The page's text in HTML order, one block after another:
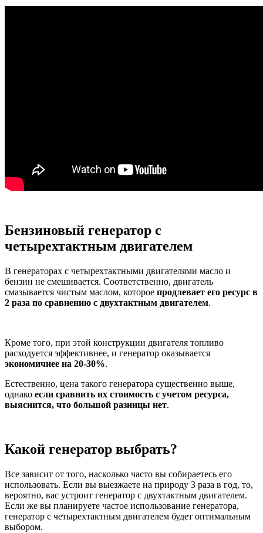
Бензиновый генератор с
четырехтактным двигателем
В генераторах с четырехтактными двигателями масло и
бензин не смешивается. Соответственно, двигатель
смазывается чистым маслом, которое продлевает его ресурс в
2 раза по сравнению с двухтактным двигателем.
Кроме того, при этой конструкции двигателя топливо
расходуется эффективнее, и генератор оказывается
экономичнее на 20-30%.
Естественно, цена такого генератора существенно выше,
однако если сравнить их стоимость с учетом ресурса,
выяснится, что большой разницы нет.
Какой генератор выбрать?
Все зависит от того, насколько часто вы собираетесь его
использовать. Если вы выезжаете на природу 3 раза в год, то,
вероятно, вас устроит генератор с двухтактным двигателем.
Если же вы планируете частое использование генератора,
генератор с четырехтактным двигателем будет оптимальным
выбором.